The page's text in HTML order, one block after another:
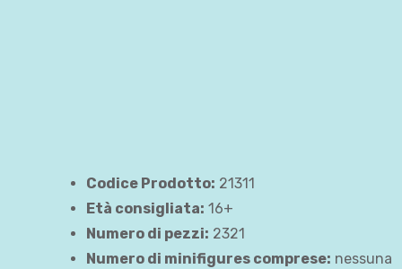
Codice Prodotto: 21311
Età consigliata: 16+
Numero di pezzi: 2321
Numero di minifigures comprese: nessuna